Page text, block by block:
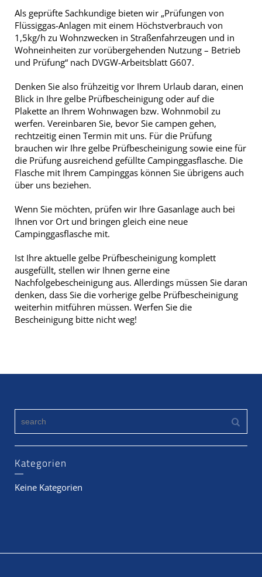
Als geprüfte Sachkundige bieten wir „Prüfungen von
Flüssiggas-Anlagen mit einem Höchstverbrauch von
1,5kg/h zu Wohnzwecken in Straßenfahrzeugen und in
Wohneinheiten zur vorübergehenden Nutzung – Betrieb
und Prüfung“ nach DVGW-Arbeitsblatt G607.
Denken Sie also frühzeitig vor Ihrem Urlaub daran, einen
Blick in Ihre gelbe Prüfbescheinigung oder auf die
Plakette an Ihrem Wohnwagen bzw. Wohnmobil zu
werfen. Vereinbaren Sie, bevor Sie campen gehen,
rechtzeitig einen Termin mit uns. Für die Prüfung
brauchen wir Ihre gelbe Prüfbescheinigung sowie eine für
die Prüfung ausreichend gefüllte Campinggasflasche. Die
Flasche mit Ihrem Campinggas können Sie übrigens auch
über uns beziehen.
Wenn Sie möchten, prüfen wir Ihre Gasanlage auch bei
Ihnen vor Ort und bringen gleich eine neue
Campinggasflasche mit.
Ist Ihre aktuelle gelbe Prüfbescheinigung komplett
ausgefüllt, stellen wir Ihnen gerne eine
Nachfolgebescheinigung aus. Allerdings müssen Sie daran
denken, dass Sie die vorherige gelbe Prüfbescheinigung
weiterhin mitführen müssen. Werfen Sie die
Bescheinigung bitte nicht weg!
Kategorien
Keine Kategorien